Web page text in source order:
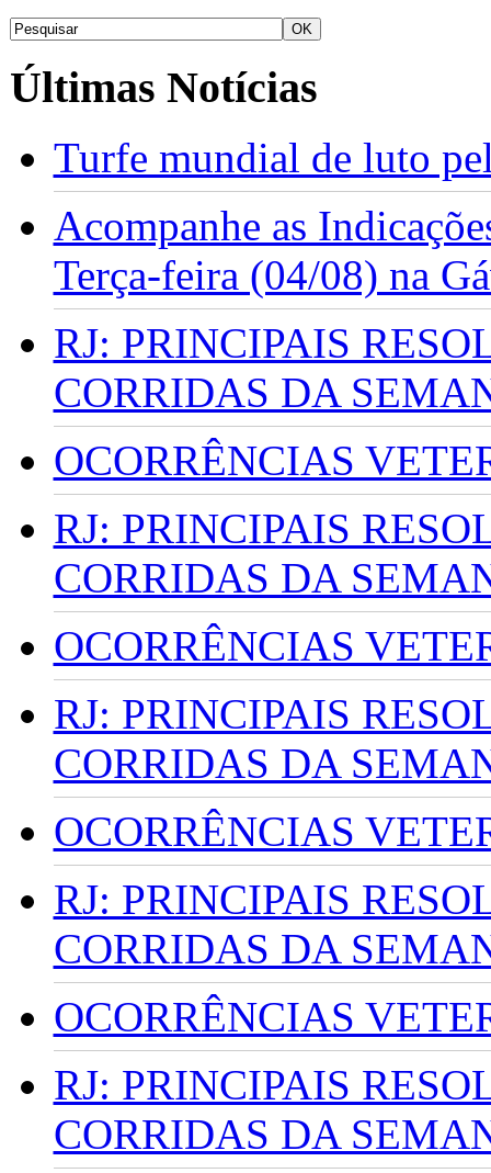
Últimas Notícias
Turfe mundial de luto
Acompanhe as
Terça-feira (04/08) na
RJ: PRINCIPAIS
CORRIDAS DA
OCORRÊNCIAS
RJ: PRINCIPAIS
CORRIDAS DA
OCORRÊNCIAS
RJ: PRINCIPAIS
CORRIDAS DA
OCORRÊNCIAS
RJ: PRINCIPAIS
CORRIDAS DA
OCORRÊNCIAS
RJ: PRINCIPAIS
CORRIDAS DA